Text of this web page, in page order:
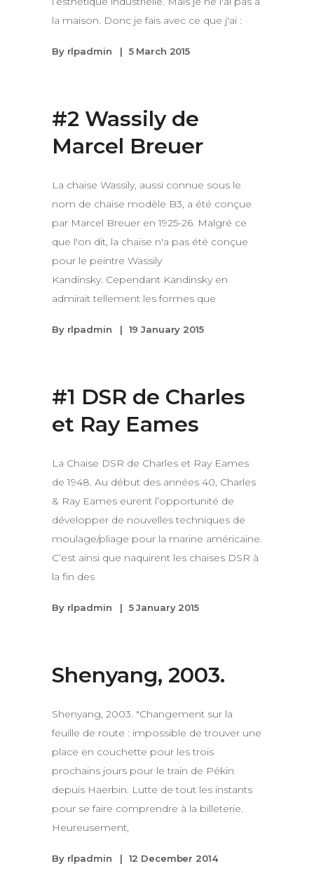
la maison. Donc je fais avec ce que j'ai :
By rlpadmin 5 March 2015
#2 Wassily de
Marcel Breuer
La chaise Wassily, aussi connue sous le
nom de chaise modèle B3, a été conçue
par Marcel Breuer en 1925-26. Malgré ce
que l'on dit, la chaise n'a pas été conçue
pour le peintre Wassily
Kandinsky. Cependant Kandinsky en
admirait tellement les formes que
By rlpadmin 19 January 2015
#1 DSR de Charles
et Ray Eames
La Chaise DSR de Charles et Ray Eames
de 1948. Au début des années 40, Charles
& Ray Eames eurent l’opportunité de
développer de nouvelles techniques de
moulage/pliage pour la marine américaine.
C’est ainsi que naquirent les chaises DSR à
la fin des
By rlpadmin 5 January 2015
Shenyang, 2003.
Shenyang, 2003. "Changement sur la
feuille de route : impossible de trouver une
place en couchette pour les trois
prochains jours pour le train de Pékin
depuis Haerbin. Lutte de tout les instants
pour se faire comprendre à la billeterie.
Heureusement,
By rlpadmin 12 December 2014